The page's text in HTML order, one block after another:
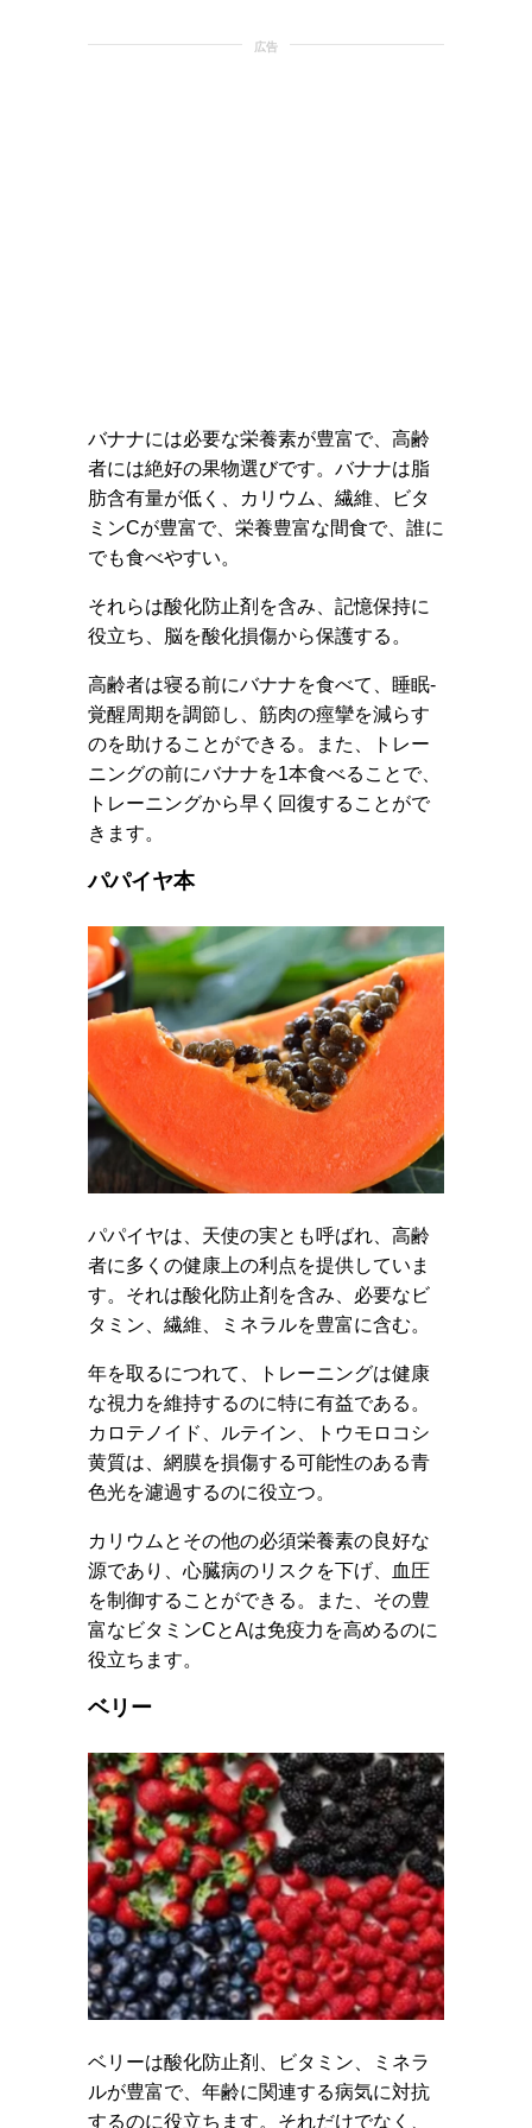
広告
バナナには必要な栄養素が豊富で、高齢
者には絶好の果物選びです。バナナは脂
肪含有量が低く、カリウム、繊維、ビタ
ミンCが豊富で、栄養豊富な間食で、誰に
でも食べやすい。
それらは酸化防止剤を含み、記憶保持に
役立ち、脳を酸化損傷から保護する。
高齢者は寝る前にバナナを食べて、睡眠-
覚醒周期を調節し、筋肉の痙攣を減らす
のを助けることができる。また、トレー
ニングの前にバナナを1本食べることで、
トレーニングから早く回復することがで
きます。
パパイヤ本
パパイヤは、天使の実とも呼ばれ、高齢
者に多くの健康上の利点を提供していま
す。それは酸化防止剤を含み、必要なビ
タミン、繊維、ミネラルを豊富に含む。
年を取るにつれて、トレーニングは健康
な視力を維持するのに特に有益である。
カロテノイド、ルテイン、トウモロコシ
黄質は、網膜を損傷する可能性のある青
色光を濾過するのに役立つ。
カリウムとその他の必須栄養素の良好な
源であり、心臓病のリスクを下げ、血圧
を制御することができる。また、その豊
富なビタミンCとAは免疫力を高めるのに
役立ちます。
ベリー
ベリーは酸化防止剤、ビタミン、ミネラ
ルが豊富で、年齢に関連する病気に対抗
するのに役立ちます。それだけでなく、